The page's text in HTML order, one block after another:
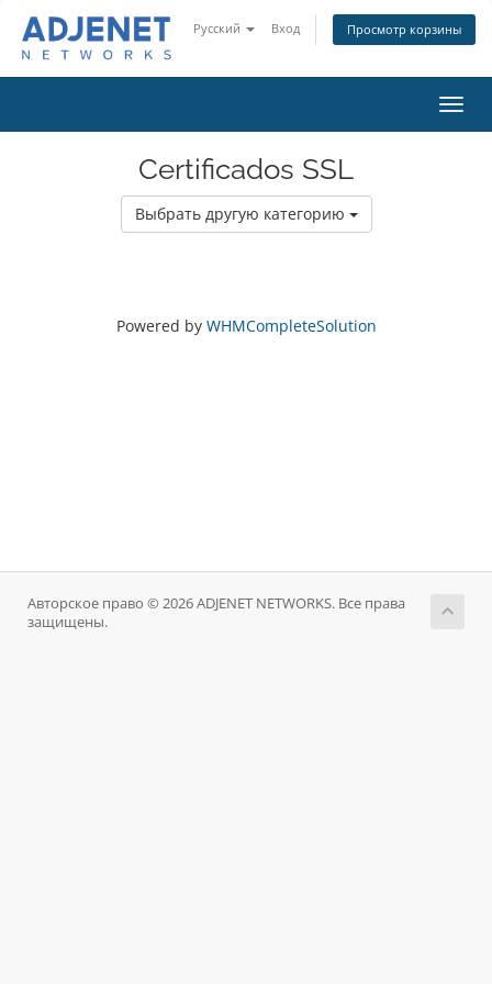
Русский Вход Просмотр корзины
Certificados SSL
Выбрать другую категорию
Powered by WHMCompleteSolution
Авторское право © 2026 ADJENET NETWORKS. Все права
защищены.